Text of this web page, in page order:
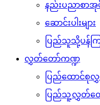
နည်းပညာစာအုပ်
ဆောင်းပါးများ
ပြည်သူသို့ပန်က
လွှတ်တော်ကဏ္ဍ
ပြည်ထောင်စု
ပြည်သူ့လွှတ်တ